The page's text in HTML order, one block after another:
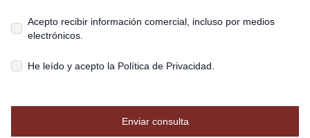
Acepto recibir información comercial, incluso por medios
electrónicos.
He leído y acepto la Política de Privacidad
Enviar consulta